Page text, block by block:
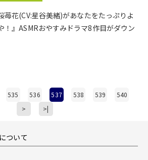
苺花(CV:星谷美緒)があなたをたっぷりよ
』ASMRおやすみドラマ8作目がダウン
535 536 537 538 539
540
>
>|
ついて